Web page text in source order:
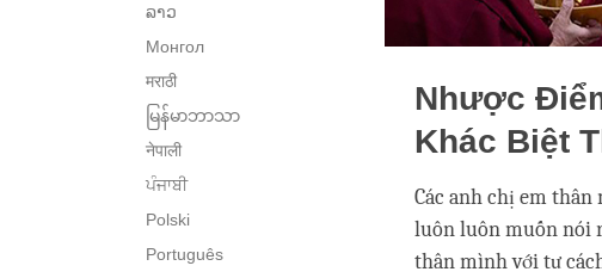
ລາວ
Монгол
मराठी
မြန်မာဘာသာ
नेपाली
ਪੰਜਾਬੀ
Polski
Português
Nhược
Khác Biệt
Các anh chị em
luôn luôn muốn nói
thân mình với tư